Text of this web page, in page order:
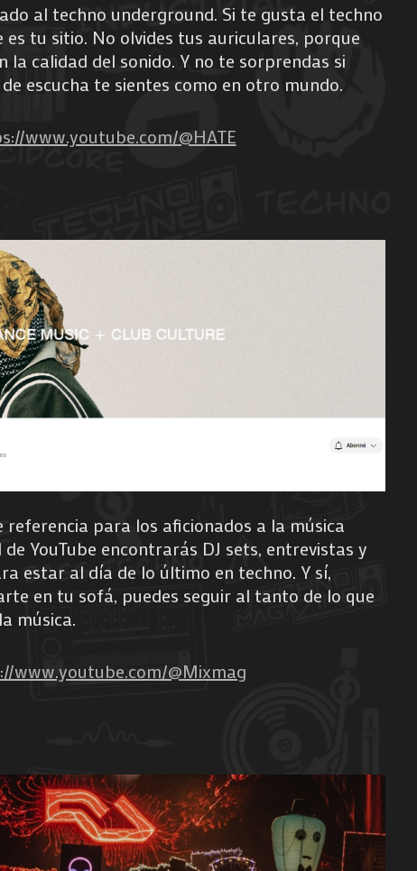
al techno underground. Si te gusta el techno
es tu sitio. No olvides tus auriculares, porque
la calidad del sonido. Y no te sorprendas si
escucha te sientes como en otro mundo.
www.youtube.com/@HATE
referencia para los aficionados a la música
YouTube encontrarás DJ sets, entrevistas y
estar al día de lo último en techno. Y sí,
en tu sofá, puedes seguir al tanto de lo que
música.
www.youtube.com/@Mixmag